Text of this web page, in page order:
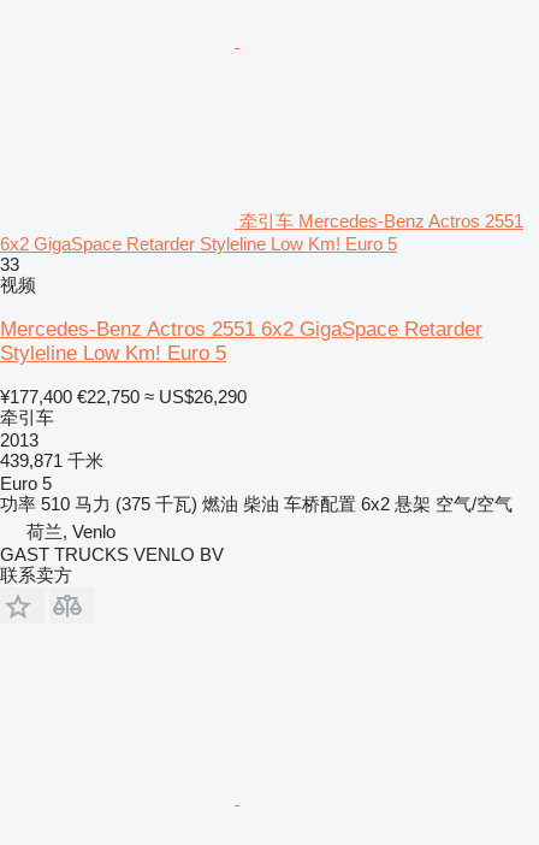
牵引车 Mercedes-Benz Actros 2551
6x2 GigaSpace Retarder Styleline Low Km! Euro 5
33
视频
Mercedes-Benz Actros 2551 6x2 GigaSpace Retarder
Styleline Low Km! Euro 5
¥177,400 €22,750 ≈ US$26,290
牵引车
2013
439,871 千米
Euro 5
功率 510 马力 (375 千瓦) 燃油 柴油 车桥配置 6x2 悬架 空气/空气
荷兰, Venlo
GAST TRUCKS VENLO BV
联系卖方